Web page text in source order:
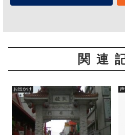
関連
お出かけ